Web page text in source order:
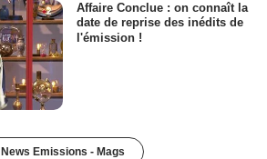
Affaire Conclue : on connaît la
date de reprise des inédits de
l'émission !
News Emissions - Mags